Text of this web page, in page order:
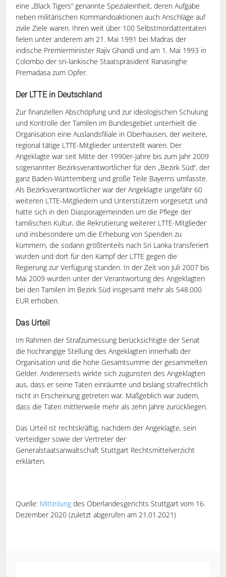
eine „Black Tigers“ genannte Spezialeinheit, deren Aufgabe
neben militärischen Kommandoaktionen auch Anschläge auf
zivile Ziele waren. Ihren weit über 100 Selbstmordattentaten
fielen unter anderem am 21. Mai 1991 bei Madras der
indische Premierminister Rajiv Ghandi und am 1. Mai 1993 in
Colombo der sri-lankische Staatspräsident Ranasinghe
Premadasa zum Opfer.
Der LTTE in Deutschland
Zur finanziellen Abschöpfung und zur ideologischen Schulung
und Kontrolle der Tamilen im Bundesgebiet unterhielt die
Organisation eine Auslandsfiliale in Oberhausen, der weitere,
regional tätige LTTE-Mitglieder unterstellt waren. Der
Angeklagte war seit Mitte der 1990er-Jahre bis zum Jahr 2009
sogenannter Bezirksverantwortlicher für den „Bezirk Süd“, der
ganz Baden-Württemberg und große Teile Bayerns umfasste.
Als Bezirksverantwortlicher war der Angeklagte ungefähr 60
weiteren LTTE-Mitgliedern und Unterstützern vorgesetzt und
hatte sich in den Diasporagemeinden um die Pflege der
tamilischen Kultur, die Rekrutierung weiterer LTTE-Mitglieder
und insbesondere um die Erhebung von Spenden zu
kümmern, die sodann größtenteils nach Sri Lanka transferiert
wurden und dort für den Kampf der LTTE gegen die
Regierung zur Verfügung standen. In der Zeit von Juli 2007 bis
Mai 2009 wurden unter der Verantwortung des Angeklagten
bei den Tamilen im Bezirk Süd insgesamt mehr als 548.000
EUR erhoben.
Das Urteil
Im Rahmen der Strafzumessung berücksichtigte der Senat
die hochrangige Stellung des Angeklagten innerhalb der
Organisation und die hohe Gesamtsumme der gesammelten
Gelder. Andererseits wirkte sich zugunsten des Angeklagten
aus, dass er seine Taten einräumte und bislang strafrechtlich
nicht in Erscheinung getreten war. Maßgeblich war zudem,
dass die Taten mittlerweile mehr als zehn Jahre zurückliegen.
Das Urteil ist rechtskräftig, nachdem der Angeklagte, sein
Verteidiger sowie der Vertreter der
Generalstaatsanwaltschaft Stuttgart Rechtsmittelverzicht
erklärten.
Quelle: Mitteilung des Oberlandesgerichts Stuttgart vom 16.
Dezember 2020 (zuletzt abgerufen am 21.01.2021)